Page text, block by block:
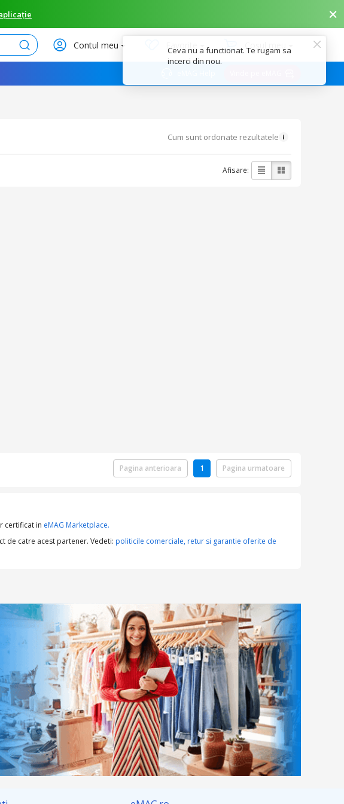
Ceva nu a functionat. Te rugam sa
incerci din nou.
Caută Contul meu Favorite Coșul meu
Cum sunt ordonate rezultatele
Afisare:
Pagina anterioara 1 Pagina urmatoare
certificat in eMAG Marketplace.
de catre acest partener. Vedeti: politicile comerciale, retur si garantie oferite de